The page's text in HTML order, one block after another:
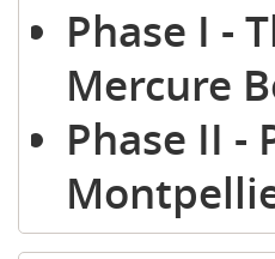
Phase I -
Mercure
Phase II -